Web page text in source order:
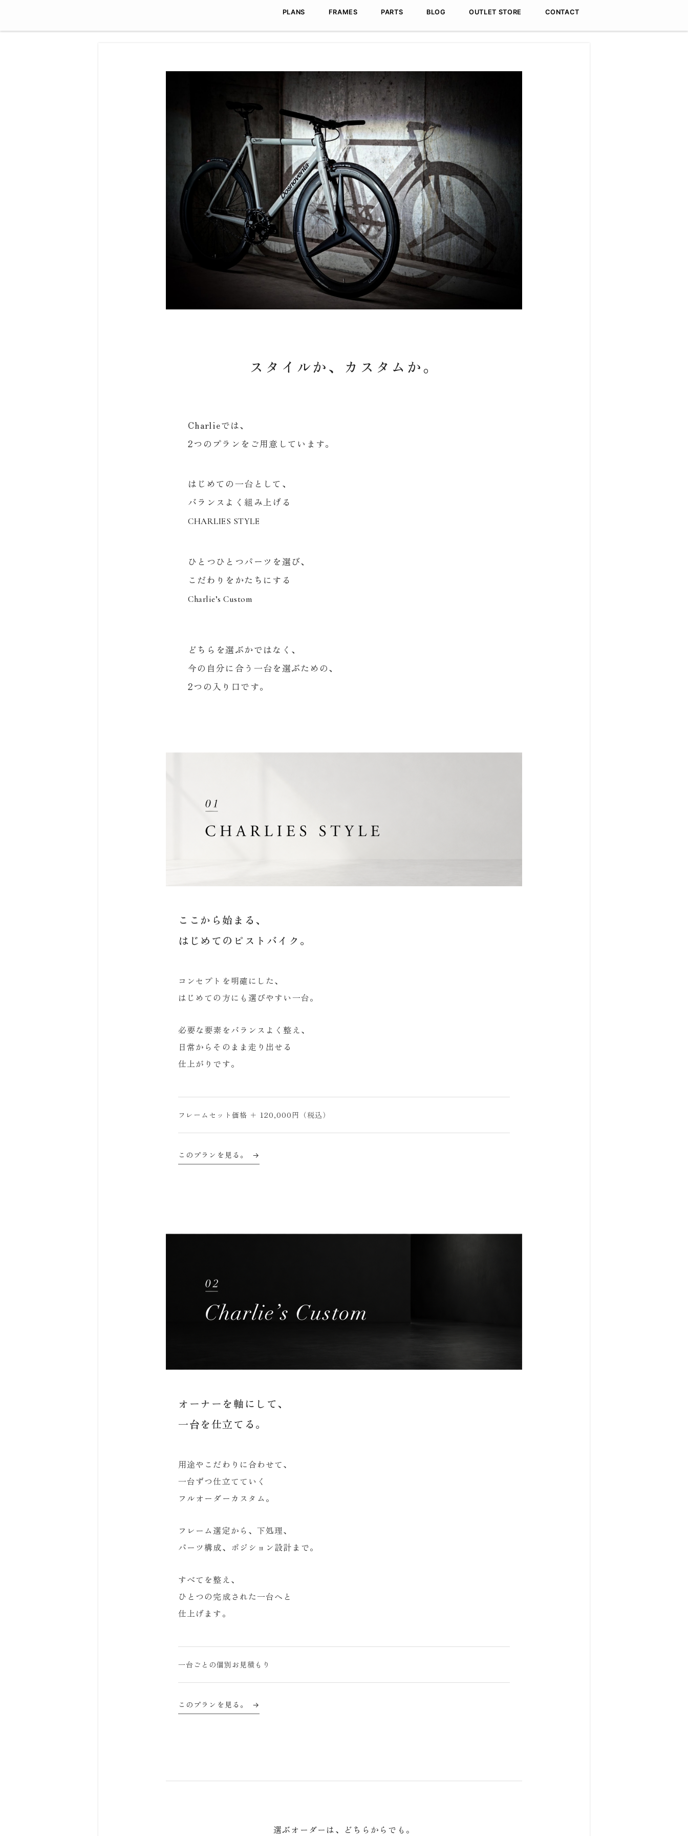
Skip to content
PLANS FRAMES PARTS BLOG OUTLET STORE CONTACT
スタイルか、カスタムか。
Charlieでは、
2つのプランをご用意しています。
はじめての一台として、
バランスよく組み上げる
CHARLIES STYLE
ひとつひとつパーツを選び、
こだわりをかたちにする
Charlie’s Custom
どちらを選ぶかではなく、
今の自分に合う一台を選ぶための、
2つの入り口です。
ここから始まる、
はじめてのピストバイク。
コンセプトを明確にした、
はじめての方にも選びやすい一台。
必要な要素をバランスよく整え、
日常からそのまま走り出せる
仕上がりです。
フレームセット価格 ＋ 120,000円（税込）
このプランを見る。 →
オーナーを軸にして、
一台を仕立てる。
用途やこだわりに合わせて、
一台ずつ仕立てていく
フルオーダーカスタム。
フレーム選定から、下処理、
パーツ構成、ポジション設計まで。
すべてを整え、
ひとつの完成された一台へと
仕上げます。
一台ごとの個別お見積もり
このプランを見る。 →
選ぶオーダーは、どちらからでも。